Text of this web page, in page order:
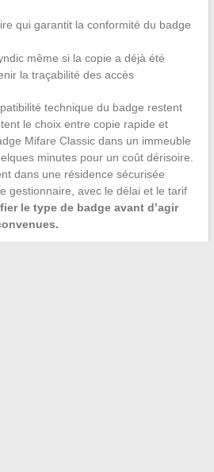
qui garantit la conformité du badge
même si la copie a déjà été
la traçabilité des accès
technique du badge restent
le choix entre copie rapide et
Mifare Classic dans un immeuble
minutes pour un coût dérisoire.
dans une résidence sécurisée
gestionnaire, avec le délai et le tarif
le type de badge avant d’agir